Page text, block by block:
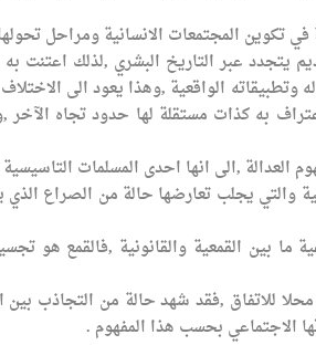
في تكوين المجتمعات الانسانية ومراحل
يتجدد عبر التاريخ البشري ,لذلك اعتنت
الواقعية ,وهذا يعود الى الاختلاف
به كذات مستقلة لها حدود تجاه الآخر
العدالة ,الى انها احدى المسلمات
والتي يجلب تعارضها حالة من الصراع
ما بين القمعية والقانونية ,فالقمع هو
للاتفاق ,فقد شهد حالة من التجاذب بين
الاجتماعي بحسب هذا المفهوم .